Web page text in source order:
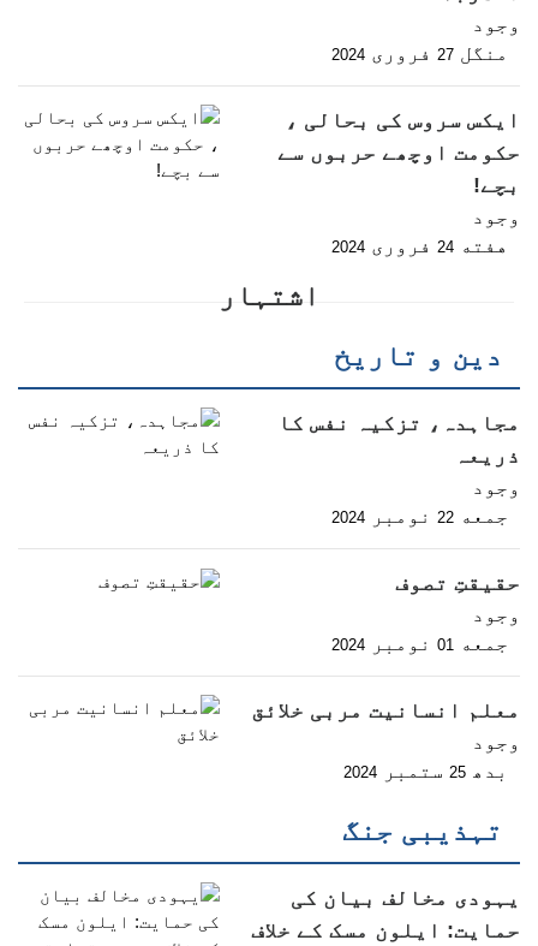
وجود
منگل 27 فروری 2024
ایکس سروس کی بحالی ،
حکومت اوچھے حربوں سے
بچے!
وجود
هفته 24 فروری 2024
اشتہار
دین و تاریخ
مجاہدہ، تزکیہ نفس کا
ذریعہ
وجود
جمعه 22 نومبر 2024
حقیقتِ تصوف
وجود
جمعه 01 نومبر 2024
معلم انسانیت مربی خلائق
وجود
بدھ 25 ستمبر 2024
تہذیبی جنگ
یہودی مخالف بیان کی
حمایت: ایلون مسک کے خلاف